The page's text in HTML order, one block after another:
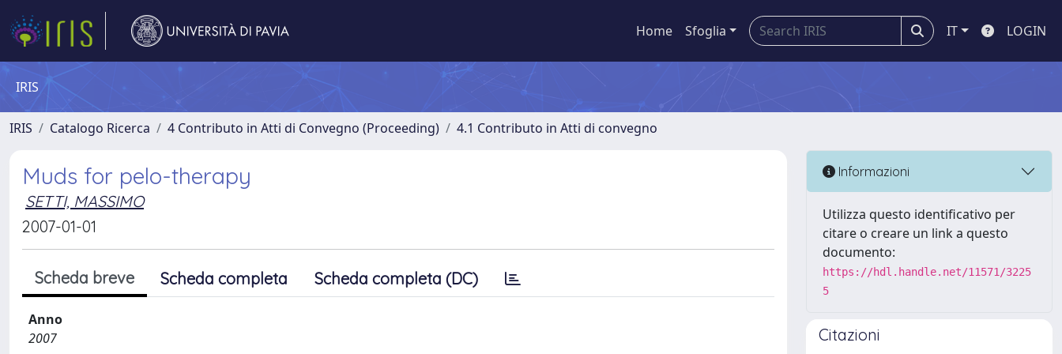
Home Sfoglia IT LOGIN
IRIS
IRIS Catalogo Ricerca 4 Contributo in Atti di Convegno (Proceeding) 4.1 Contributo in Atti di convegno
Muds for pelo-therapy
SETTI, MASSIMO
2007-01-01
Scheda breve Scheda completa Scheda completa (DC)
Anno
2007
Informazioni
Utilizza questo identificativo per
citare o creare un link a questo
documento:
https://hdl.handle.net/11571/3225
5
Citazioni